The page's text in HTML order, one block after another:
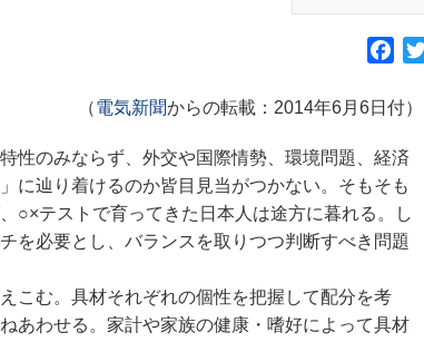
c
b
o
o
k
（電気新聞からの転載：2014年6月6日付）
性のみならず、外交や国際情勢、環境問題、経済
に辿り着けるのか皆目見当がつかない。 そもそも
○×テストで育ってきた日本人は途方に暮れる。し
を必要とし、バランスを取りつつ判断すべき問題
こむ。具材それぞれの個性を把握して配分を考
あわせる。家計や家族の健康・嗜好によって具材